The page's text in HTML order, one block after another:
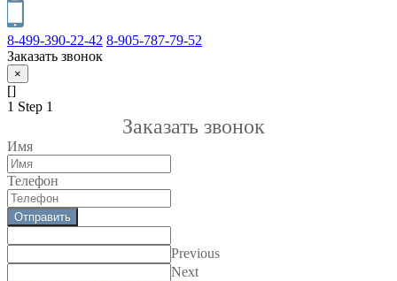
8-499-390-22-42 8-905-787-79-52
Заказать звонок
×
[]
1 Step 1
Заказать звонок
Имя
Телефон
Отправить
Previous
Next